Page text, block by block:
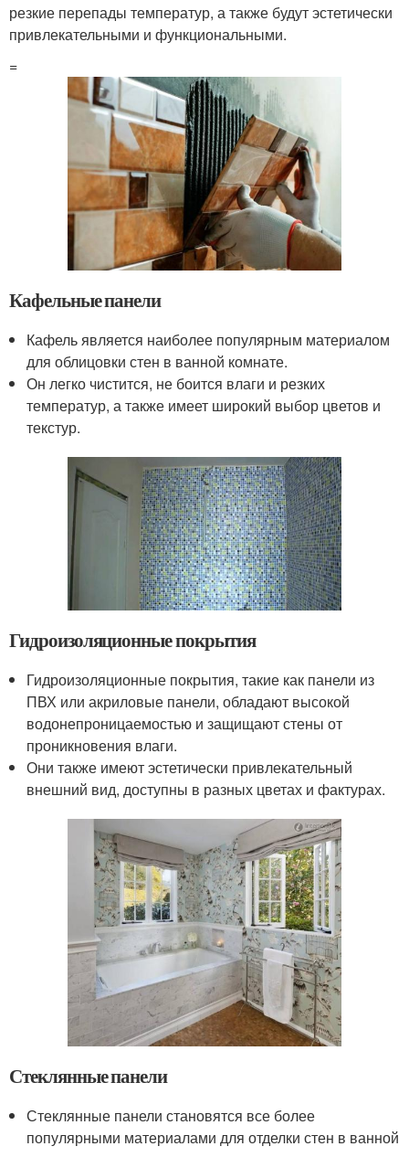
резкие перепады температур, а также будут эстетически
привлекательными и функциональными.
=
Кафельные панели
Кафель является наиболее популярным материалом
для облицовки стен в ванной комнате.
Он легко чистится, не боится влаги и резких
температур, а также имеет широкий выбор цветов и
текстур.
Гидроизоляционные покрытия
Гидроизоляционные покрытия, такие как панели из
ПВХ или акриловые панели, обладают высокой
водонепроницаемостью и защищают стены от
проникновения влаги.
Они также имеют эстетически привлекательный
внешний вид, доступны в разных цветах и фактурах.
Стеклянные панели
Стеклянные панели становятся все более
популярными материалами для отделки стен в ванной